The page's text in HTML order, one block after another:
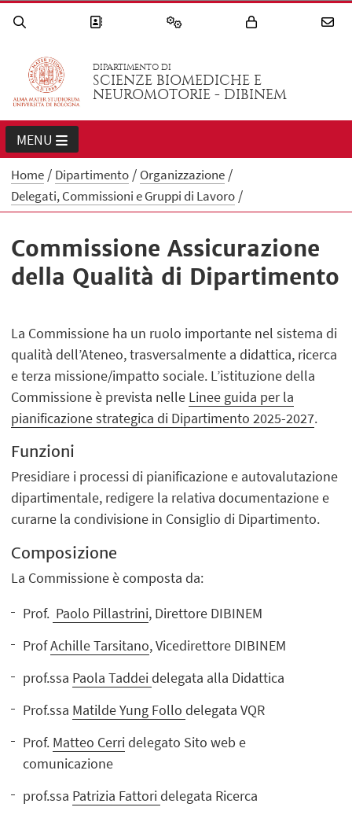
DIPARTIMENTO DI
SCIENZE BIOMEDICHE E
NEUROMOTORIE - DIBINEM
MENU
Home Dipartimento
Organizzazione
Delegati, Commissioni e Gruppi di Lavoro
Commissione Assicurazione
della Qualità di Dipartimento
La Commissione ha un ruolo importante nel sistema di
qualità dell’Ateneo, trasversalmente a didattica, ricerca
e terza missione/impatto sociale. L’istituzione della
Commissione è prevista nelle Linee guida per la
pianificazione strategica di Dipartimento 2025-2027.
Funzioni
Presidiare i processi di pianificazione e autovalutazione
dipartimentale, redigere la relativa documentazione e
curarne la condivisione in Consiglio di Dipartimento.
Composizione
La Commissione è composta da:
Prof. Paolo Pillastrini, Direttore DIBINEM
ProfAchille Tarsitano, Vicedirettore DIBINEM
prof.ssa Paola Taddeidelegata alla Didattica
Prof.ssa Matilde Yung Follodelegata VQR
Prof. Matteo Cerridelegato Sito web e
comunicazione
prof.ssa Patrizia Fattoridelegata Ricerca